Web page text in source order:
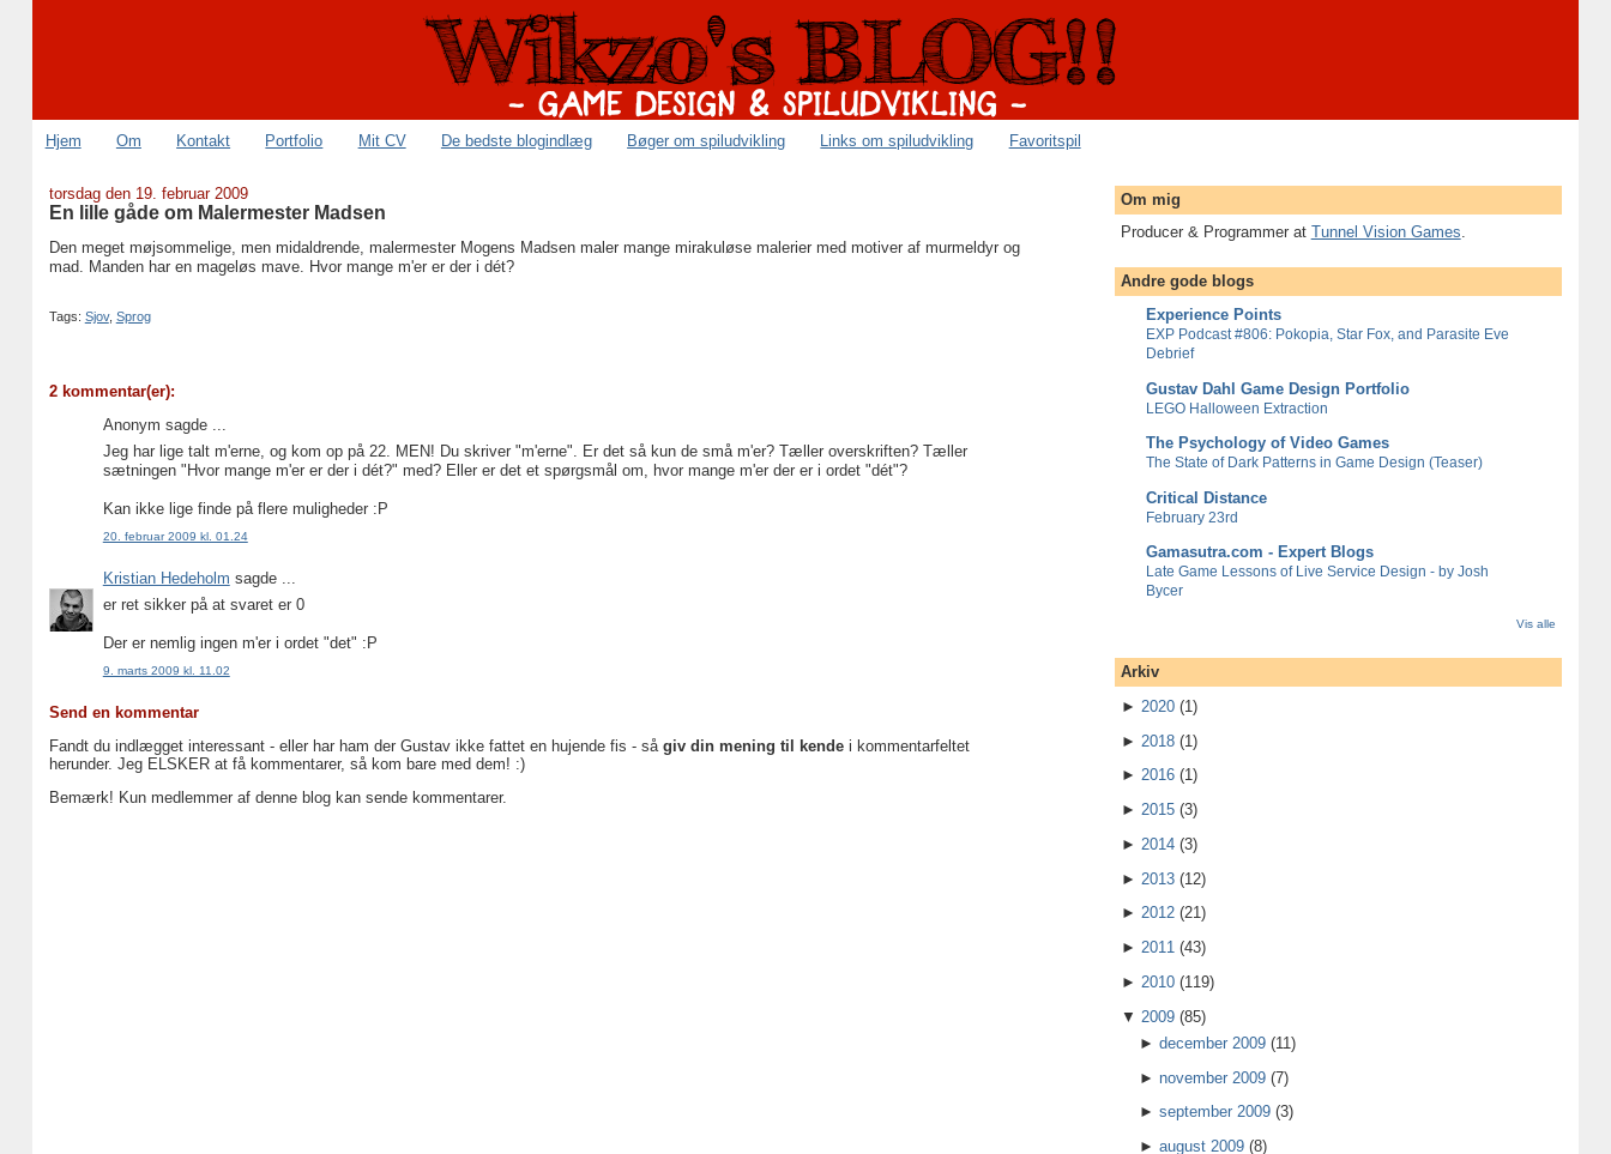
Hjem Om Kontakt Portfolio Mit CV De bedste blogindlæg Bøger om spiludvikling Links om spiludvikling Favoritspil
torsdag den 19. februar 2009
En lille gåde om Malermester Madsen
Den meget møjsommelige, men midaldrende, malermester Mogens Madsen maler mange mirakuløse malerier med motiver af murmeldyr og
mad. Manden har en mageløs mave. Hvor mange m'er er der i dét?
Tags: Sjov, Sprog
2 kommentar(er):
Anonym sagde ...
Jeg har lige talt m'erne, og kom op på 22. MEN! Du skriver "m'erne". Er det så kun de små m'er? Tæller overskriften? Tæller
sætningen "Hvor mange m'er er der i dét?" med? Eller er det et spørgsmål om, hvor mange m'er der er i ordet "dét"?
Kan ikke lige finde på flere muligheder :P
20. februar 2009 kl. 01.24
Kristian Hedeholm sagde ...
er ret sikker på at svaret er 0
Der er nemlig ingen m'er i ordet "det" :P
9. marts 2009 kl. 11.02
Send en kommentar
Fandt du indlægget interessant - eller har ham der Gustav ikke fattet en hujende fis - så giv din mening til kendei kommentarfeltet
herunder. Jeg ELSKER at få kommentarer, så kom bare med dem! :)
Bemærk! Kun medlemmer af denne blog kan sende kommentarer.
Om mig
Producer & Programmer at Tunnel Vision Games
Andre gode blogs
Experience Points
EXP Podcast #806: Pokopia, Star Fox, and Parasite Eve
Debrief
Gustav Dahl Game Design Portfolio
LEGO Halloween Extraction
The Psychology of Video Games
The State of Dark Patterns in Game Design (Teaser)
Critical Distance
February 23rd
Gamasutra.com - Expert Blogs
Late Game Lessons of Live Service Design - by Josh
Bycer
Vis alle
Arkiv
► 2020 (1)
► 2018 (1)
► 2016 (1)
► 2015 (3)
► 2014 (3)
► 2013 (12)
► 2012 (21)
► 2011 (43)
► 2010 (119)
▼ 2009 (85)
►december 2009 (11)
►november 2009 (7)
►september 2009 (3)
►august 2009 (8)